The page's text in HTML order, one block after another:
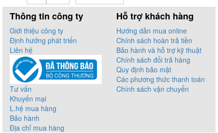
Thông tin công ty
Giới thiệu công ty
Định hướng phát triển
Liên hệ
Tư vấn
Khuyến mại
L.hệ mua hàng
Bảo hành
Địa chỉ mua hàng
Hỗ trợ khách hàng
Hướng dẫn mua online
Chính sách hoàn trả tiền
Bảo hành và hỗ trợ kỹ thuật
Chính sách đổi trả hàng
Quy định bảo mật
Các phương thức thanh toán
Chính sách vận chuyển